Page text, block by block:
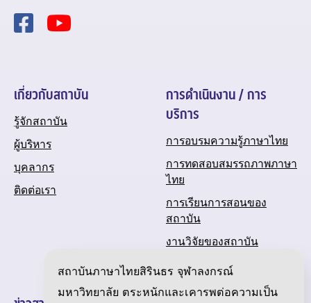
เกี่ยวกับสถาบัน
รู้จักสถาบัน
ผู้บริหาร
บุคลากร
ติดต่อเรา
การดำเนินงาน / การ
บริการ
การอบรมความรู้ภาษาไทย
การทดสอบสมรรถภาพภาษา
ไทย
การเรียนการสอนของ
สถาบัน
งานวิจัยของสถาบัน
ปฏิทินกิจกรรมของสถาบัน
สถาบันภาษาไทยสิรินธร จุฬาลงกรณ์
มหาวิทยาลัย ตระหนักและเคารพต่อความเป็น